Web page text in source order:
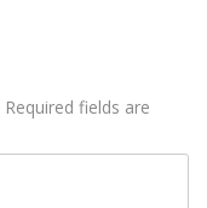
Required fields are